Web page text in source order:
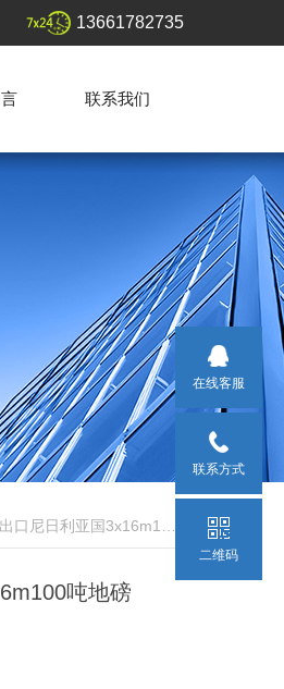
13661782735
联系我们
日利亚国3x16m100吨地磅
吨地磅
在线客服
联系方式
二维码